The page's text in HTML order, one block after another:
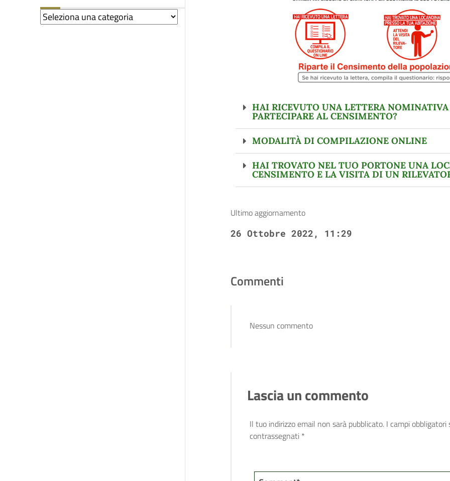
HAI RICEVUTO UNA LETTERA
PARTECIPARE AL CENSIMENTO?
MODALITÀ DI COMPILAZIONE ONLINE
HAI TROVATO NEL TUO PORTONE UNA
CENSIMENTO E LA VISITA DI UN
Ultimo aggiornamento
26 Ottobre 2022, 11:29
Commenti
Nessun commento
Lascia un commento
Il tuo indirizzo email non sarà pubblicato. I campi obbligatori
contrassegnati *